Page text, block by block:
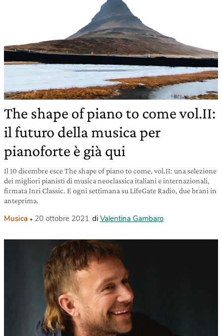
The shape of piano to come vol.II:
il futuro della musica per
pianoforte è già qui
Il 10 dicembre esce The shape of piano to come, vol.II: una selezione
dei migliori pianisti di musica neoclassica italiani e internazionali,
firmata Inri Classic. E ogni settimana su LifeGate Radio, due brani in
anteprima.
Musica 20 ottobre 2021 di Valentina Gambaro